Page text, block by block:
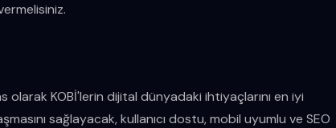
KOBİ'lerin dijital dünyadaki ihtiyaçlarını en iyi
sağlayacak, kullanıcı dostu, mobil uyumlu ve SEO